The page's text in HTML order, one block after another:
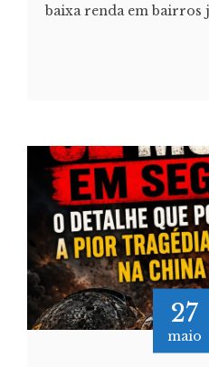
baixa renda em bairros
27
maio